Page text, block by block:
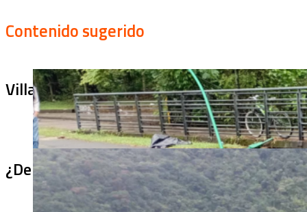
Contenido sugerido
Villa Julia no puede tapar el problema:
¿De qué sirve un puente terminado si no